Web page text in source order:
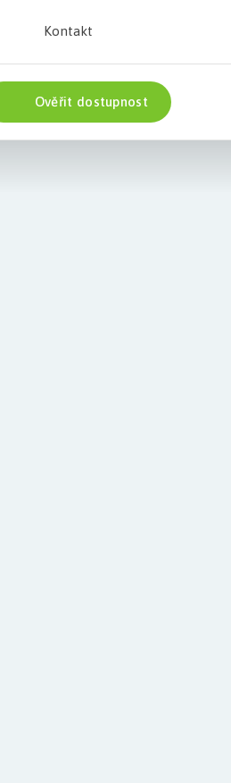
Kontakt
Ověřit dostupnost